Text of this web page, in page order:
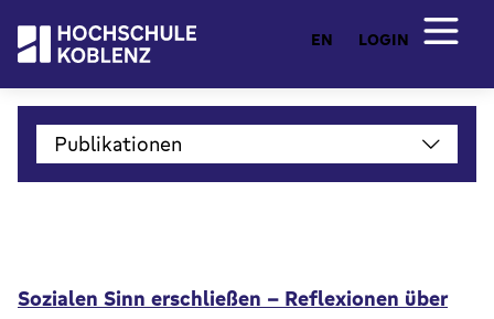
EN LOGIN
Publikationen
Sozialen Sinn erschließen - Reflexionen über